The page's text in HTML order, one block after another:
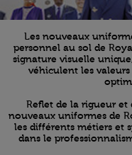
Les nouveaux
personnel au sol de
signature visuelle
véhiculent les
Reflet de la rigueur et
nouveaux uniformes de
les différents métiers et
dans le